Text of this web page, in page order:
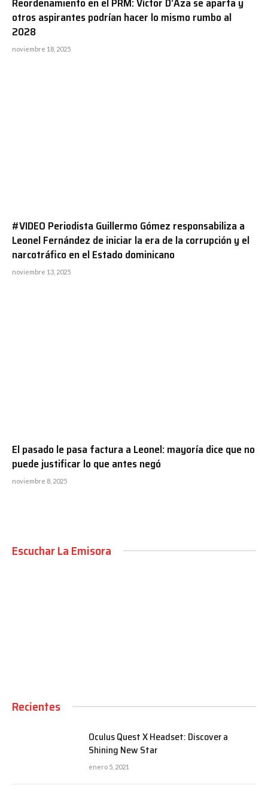
otros aspirantes podrían hacer lo mismo rumbo al
2028
noviembre 18, 2025
#VIDEO Periodista Guillermo Gómez responsabiliza a
Leonel Fernández de iniciar la era de la corrupción y el
narcotráfico en el Estado dominicano
noviembre 13, 2025
El pasado le pasa factura a Leonel: mayoría dice que no
puede justificar lo que antes negó
noviembre 8, 2025
Escuchar La Emisora
Recientes
Oculus Quest X Headset: Discover a
Shining New Star
enero 5, 2021